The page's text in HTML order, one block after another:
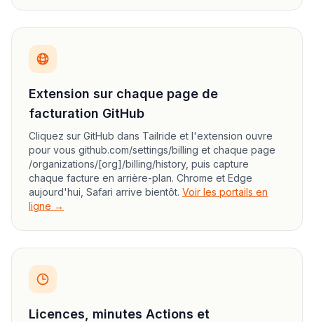
Extension sur chaque page de
facturation GitHub
Cliquez sur GitHub dans Tailride et l'extension ouvre
pour vous github.com/settings/billing et chaque page
/organizations/[org]/billing/history, puis capture
chaque facture en arrière-plan. Chrome et Edge
aujourd'hui, Safari arrive bientôt. Voir les portails en
ligne →
Licences, minutes Actions et